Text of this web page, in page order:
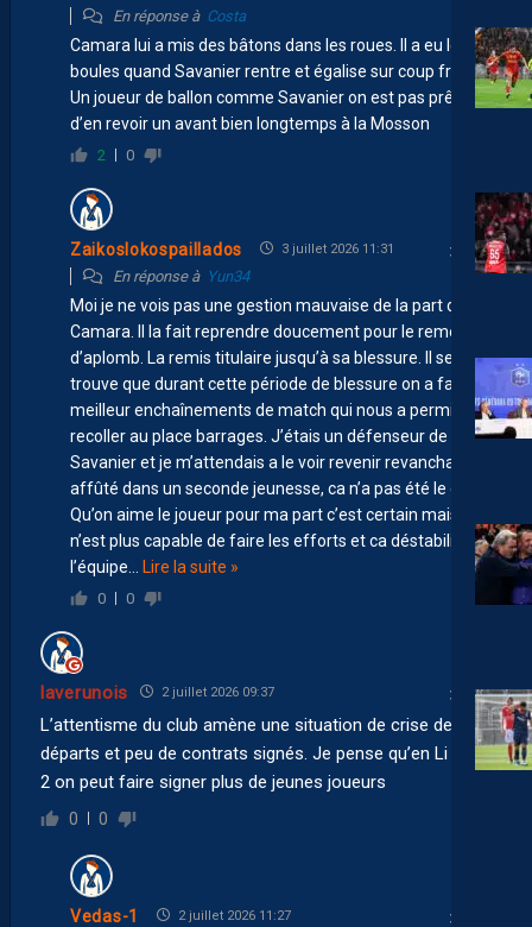
En réponse à Costa
Camara lui a mis des bâtons dans les roues. Il a eu les
boules quand Savanier rentre et égalise sur coup franc.
Un joueur de ballon comme Savanier on est pas prêt
d’en revoir un avant bien longtemps à la Mosson
2 0
Zaikoslokospaillados 3 juillet 2026 11:31
En réponse à Yun34
Moi je ne vois pas une gestion mauvaise de la part de
Camara. Il la fait reprendre doucement pour le remettre
d’aplomb. La remis titulaire jusqu’à sa blessure. Il se
trouve que durant cette période de blessure on a fait le
meilleur enchaînements de match qui nous a permis de
recoller au place barrages. J’étais un défenseur de
Savanier et je m’attendais a le voir revenir revanchard
affûté dans un seconde jeunesse, ca n’a pas été le cas.
Qu’on aime le joueur pour ma part c’est certain mais il
n’est plus capable de faire les efforts et ca déstabilise
l’équipe… Lire la suite »
0 0
laverunois 2 juillet 2026 09:37
L’attentisme du club amène une situation de crise des
départs et peu de contrats signés. Je pense qu’en Li gue
2 on peut faire signer plus de jeunes joueurs
0 0
Vedas-1 2 juillet 2026 11:27